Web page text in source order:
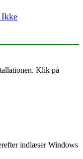
Klik på
indlæser Windows